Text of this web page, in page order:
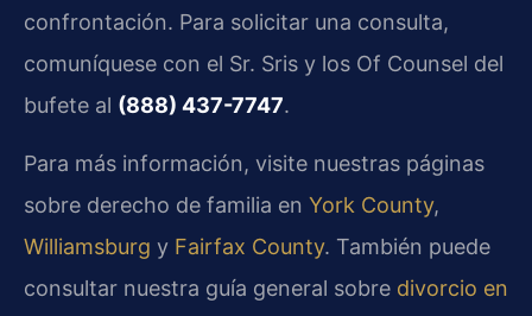
confrontación. Para solicitar una consulta,
comuníquese con el Sr. Sris y los Of Counsel del
bufete al (888) 437-7747.
Para más información, visite nuestras páginas
sobre derecho de familia en York County,
Williamsburg y Fairfax County. También puede
consultar nuestra guía general sobre divorcio en